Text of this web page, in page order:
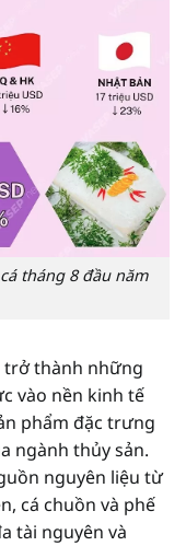
tháng 8 đầu năm
trở thành những
vào nền kinh tế
phẩm đặc trưng
ngành thủy sản.
nguyên liệu từ
cá chuồn và phế
tài nguyên và